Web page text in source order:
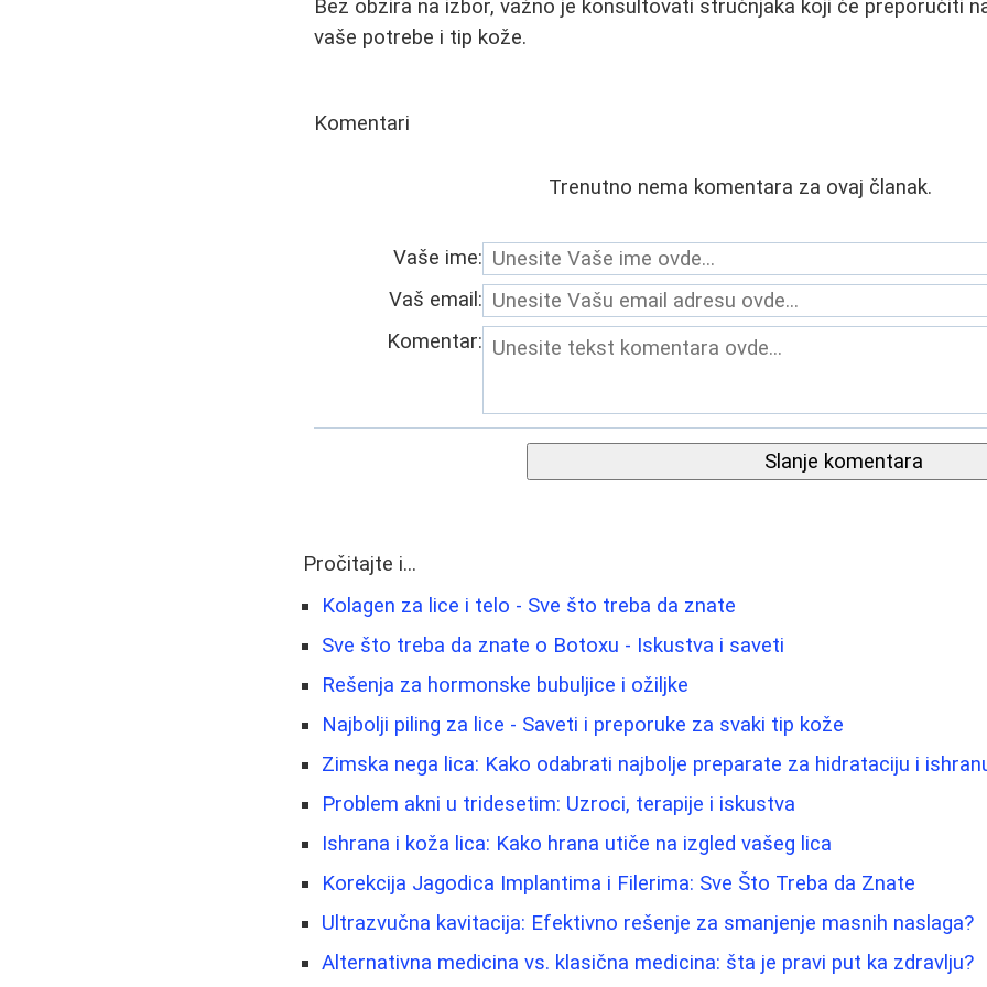
Bez obzira na izbor, važno je konsultovati stručnjaka koji će preporučiti
vaše potrebe i tip kože.
Komentari
Trenutno nema komentara za ovaj članak.
Vaše ime:
Vaš email:
Komentar:
Slanje komentara
Pročitajte i...
Kolagen za lice i telo - Sve što treba da znate
Sve što treba da znate o Botoxu - Iskustva i saveti
Rešenja za hormonske bubuljice i ožiljke
Najbolji piling za lice - Saveti i preporuke za svaki tip kože
Zimska nega lica: Kako odabrati najbolje preparate za hidrataciju i
Problem akni u tridesetim: Uzroci, terapije i iskustva
Ishrana i koža lica: Kako hrana utiče na izgled vašeg lica
Korekcija Jagodica Implantima i Filerima: Sve Što Treba da Znate
Ultrazvučna kavitacija: Efektivno rešenje za smanjenje masnih naslaga?
Alternativna medicina vs. klasična medicina: šta je pravi put ka zdravlju?